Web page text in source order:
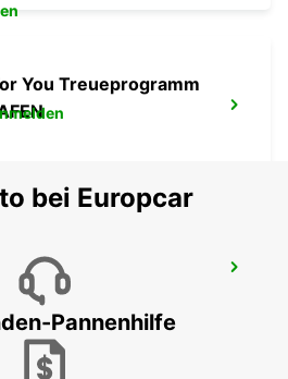
You Treueprogramm
bei Europcar
Pannenhilfe